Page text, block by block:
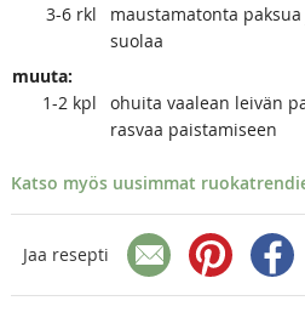
3-6 rkl
maustamatonta
suolaa
muuta:
1-2 kpl
ohuita vaalean leivän
rasvaa paistamiseen
Katso myös uusimmat
Jaa resepti